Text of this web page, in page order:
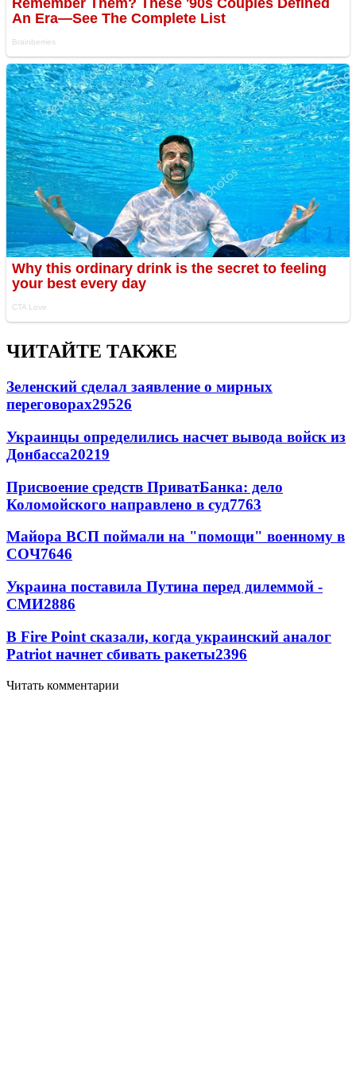
ЧИТАЙТЕ ТАКЖЕ
Зеленский сделал заявление о мирных
переговорах29526
Украинцы определились насчет вывода войск из
Донбасса20219
Присвоение средств ПриватБанка: дело
Коломойского направлено в суд7763
Майора ВСП поймали на "помощи" военному в
СОЧ7646
Украина поставила Путина перед дилеммой -
СМИ2886
В Fire Point сказали, когда украинский аналог
Patriot начнет сбивать ракеты2396
Читать комментарии